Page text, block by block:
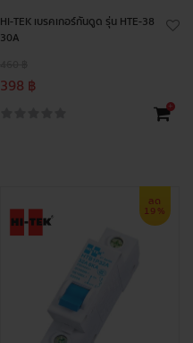
HI-TEK เบรคเกอร์กันดูด รุ่น HTE-38
30A
398 ฿
+
ลด
19%